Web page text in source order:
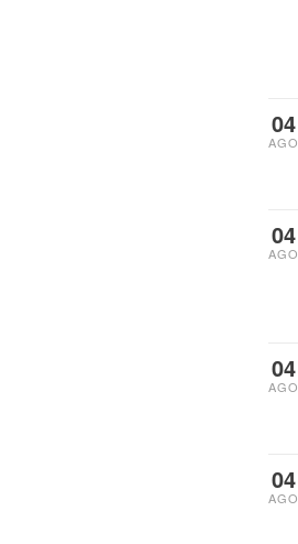
04
AGO
04
AGO
04
AGO
04
AGO